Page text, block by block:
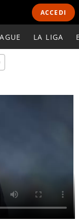
ACCEDI
LA LIGA